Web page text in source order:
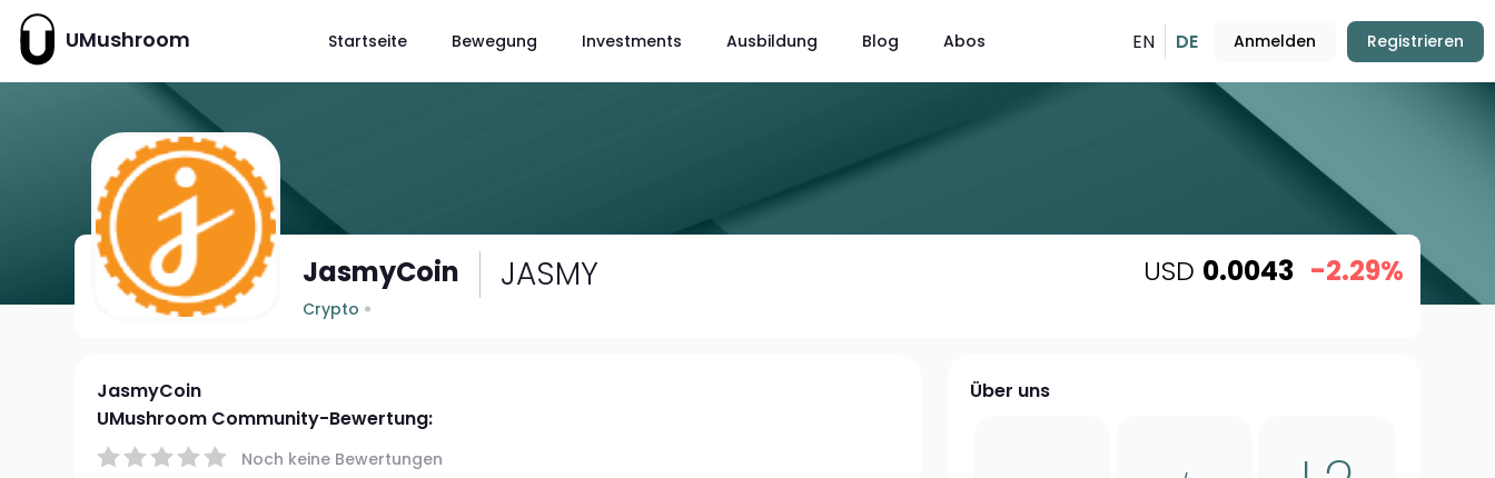
UMushroom Startseite Bewegung Investments Ausbildung Blog Abos EN DE Anmelden Registrieren
JasmyCoin JASMY
Crypto
USD 0.0043 -2.29%
JasmyCoin
UMushroom Community-Bewertung:
Noch keine Bewertungen
Über uns